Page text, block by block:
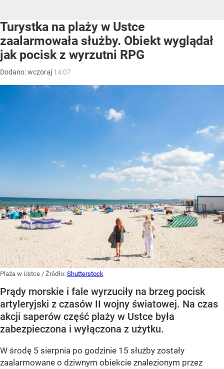
Turystka na plaży w Ustce
zaalarmowała służby. Obiekt wyglądał
jak pocisk z wyrzutni RPG
Dodano:wczoraj 14:07
Plaża w Ustce / Źródło: Shutterstock
Prądy morskie i fale wyrzuciły na brzeg pocisk
artyleryjski z czasów II wojny światowej. Na czas
akcji saperów część plaży w Ustce była
zabezpieczona i wyłączona z użytku.
W środę 5 sierpnia po godzinie 15 służby zostały
zaalarmowane o dziwnym obiekcie znalezionym przez